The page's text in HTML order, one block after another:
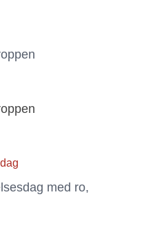
med ro,